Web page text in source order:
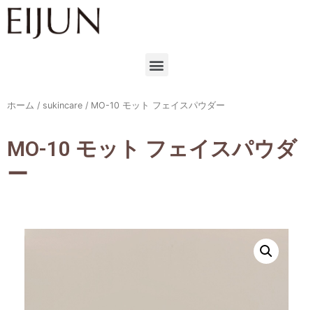
ホーム / sukincare / MO-10 モット フェイスパウダー
MO-10 モット フェイスパウダ
ー